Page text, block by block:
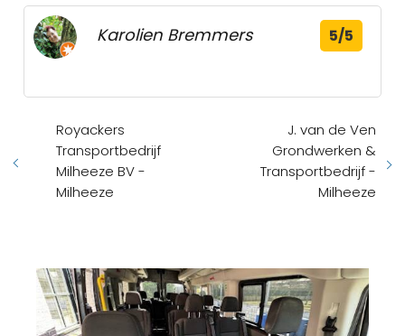
Karolien Bremmers 5/5
Royackers
Transportbedrijf
Milheeze BV -
Milheeze
J. van de Ven
Grondwerken &
Transportbedrijf -
Milheeze